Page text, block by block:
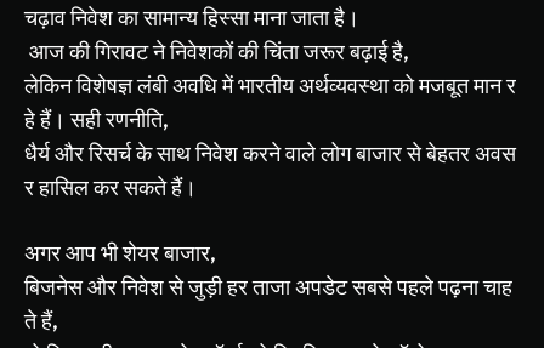
चढ़ावनिवेशकासामान्यहिस्सामानाजाताहै।
आजकीगिरावटनेनिवेशकोंकीचिंताजरूरबढ़ाईहै,
लेकिनविशेषज्ञलंबीअवधिमेंभारतीयअर्थव्यवस्थाकोमजबूतमानर
हेहैं। सहीरणनीति,
धैर्यऔररिसर्चकेसाथनिवेशकरनेवालेलोगबाजारसेबेहतरअवस
रहासिलकरसकतेहैं।
अगरआपभीशेयरबाजार,
बिजनेसऔरनिवेशसेजुड़ीहरताजाअपडेटसबसेपहलेपढ़नाचाह
तेहैं,